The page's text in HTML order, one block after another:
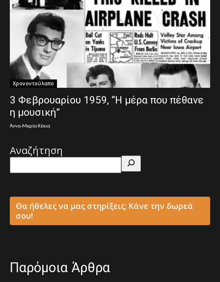
Χρονοντούλαπο
3 Φεβρουαρίου 1959, “Η μέρα που πέθανε
η μουσική”
Άννα-Μαρία Κέκια
Αναζήτηση
Θα ήθελες να μας στηρίξεις; Κάνε την δωρεά
σου!
Παρόμοια Άρθρα